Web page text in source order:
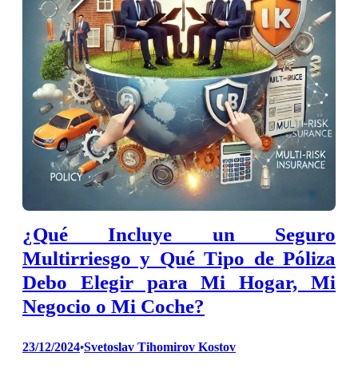
¿Qué Incluye un Seguro
Multirriesgo y Qué Tipo de Póliza
Debo Elegir para Mi Hogar, Mi
Negocio o Mi Coche?
23/12/2024•Svetoslav Tihomirov Kostov